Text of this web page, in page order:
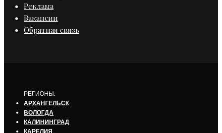
Реклама
Вакансии
Обратная связь
РЕГИОНЫ:
АРХАНГЕЛЬСК
ВОЛОГДА
КАЛИНИНГРАД
КАРЕЛИЯ